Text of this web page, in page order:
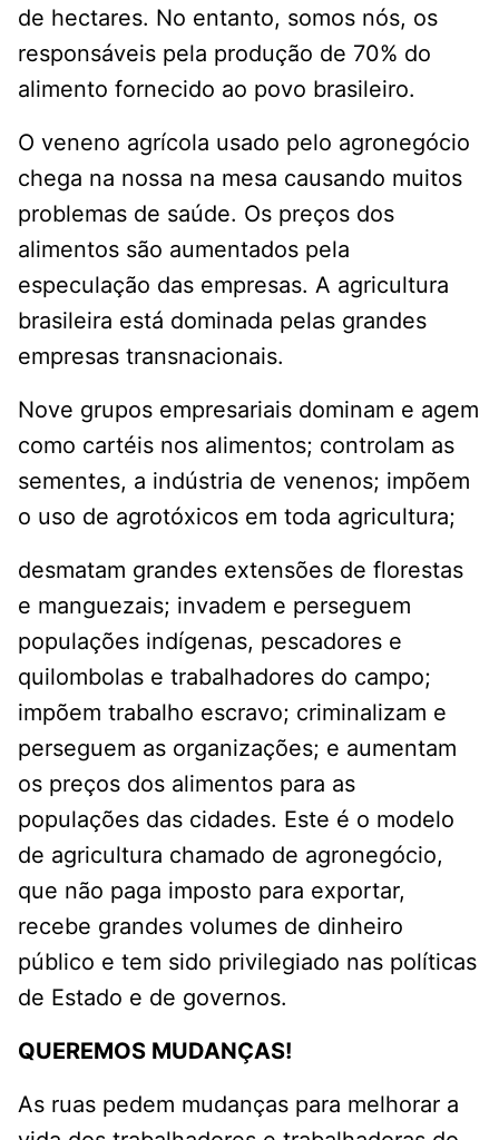
de hectares. No entanto, somos nós, os
responsáveis pela produção de 70% do
alimento fornecido ao povo brasileiro.
O veneno agrícola usado pelo agronegócio
chega na nossa na mesa causando muitos
problemas de saúde. Os preços dos
alimentos são aumentados pela
especulação das empresas. A agricultura
brasileira está dominada pelas grandes
empresas transnacionais.
Nove grupos empresariais dominam e agem
como cartéis nos alimentos; controlam as
sementes, a indústria de venenos; impõem
o uso de agrotóxicos em toda agricultura;
desmatam grandes extensões de florestas
e manguezais; invadem e perseguem
populações indígenas, pescadores e
quilombolas e trabalhadores do campo;
impõem trabalho escravo; criminalizam e
perseguem as organizações; e aumentam
os preços dos alimentos para as
populações das cidades. Este é o modelo
de agricultura chamado de agronegócio,
que não paga imposto para exportar,
recebe grandes volumes de dinheiro
público e tem sido privilegiado nas políticas
de Estado e de governos.
QUEREMOS MUDANÇAS!
As ruas pedem mudanças para melhorar a